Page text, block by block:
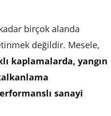
birçok alanda
değildir. Mesele,
kaplamalarda, yangın
sanayi